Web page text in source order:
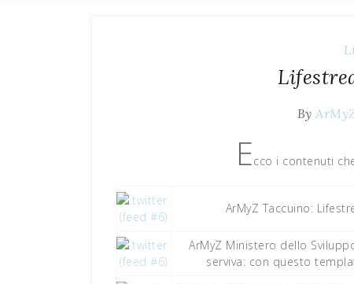
By
Ecco i contenuti
ArMyZ Taccuino:
ArMyZ Ministero dello
serviva: con questo